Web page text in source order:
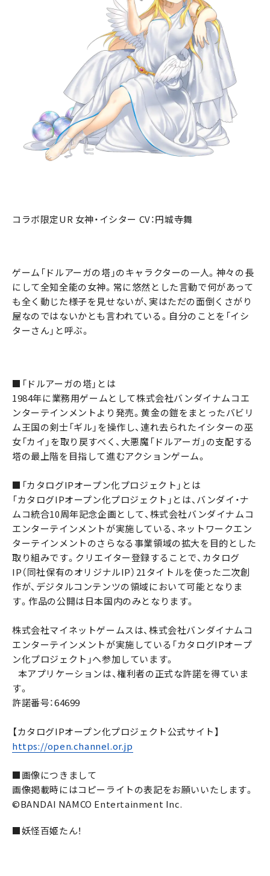
コラボ限定UR 女神・イシター CV：円城寺舞
ゲーム「ドルアーガの塔」のキャラクターの一人。神々の長
にして全知全能の女神。常に悠然とした言動で何があって
も全く動じた様子を見せないが、実はただの面倒くさがり
屋なのではないかとも言われている。自分のことを「イシ
ターさん」と呼ぶ。
■「ドルアーガの塔」とは
1984年に業務用ゲームとして株式会社バンダイナムコエ
ンターテインメントより発売。黄金の鎧をまとったバビリ
ム王国の剣士「ギル」を操作し、連れ去られたイシターの巫
女「カイ」を取り戻すべく、大悪魔「ドルアーガ」の支配する
塔の最上階を目指して進むアクションゲーム。
■「カタログIPオープン化プロジェクト」とは
「カタログIPオープン化プロジェクト」とは、バンダイ・ナ
ムコ統合10周年記念企画として、株式会社バンダイナムコ
エンターテインメントが実施している、ネットワークエン
ターテインメントのさらなる事業領域の拡大を目的とした
取り組みです。クリエイター登録することで、カタログ
IP（同社保有のオリジナルIP）21タイトルを使った二次創
作が、デジタルコンテンツの領域において可能となりま
す。作品の公開は日本国内のみとなります。
株式会社マイネットゲームスは、株式会社バンダイナムコ
エンターテインメントが実施している「カタログIPオープ
ン化プロジェクト」へ参加しています。
本アプリケーションは、権利者の正式な許諾を得ていま
す。
許諾番号：64699
【カタログIPオープン化プロジェクト公式サイト】
https://open.channel.or.jp
■画像につきまして
画像掲載時にはコピーライトの表記をお願いいたします。
©BANDAI NAMCO Entertainment Inc.
■妖怪百姫たん！